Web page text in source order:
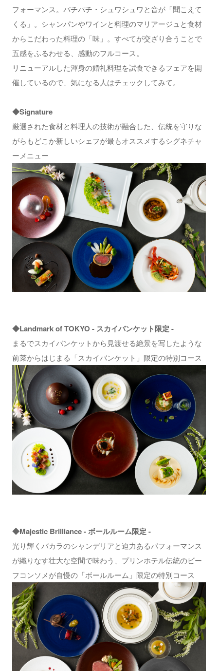
フォーマンス。パチパチ・シュワシュワと音が「聞こえて
くる」。シャンパンやワインと料理のマリアージュと食材
からこだわった料理の「味」。すべてが交ざり合うことで
五感をふるわせる、感動のフルコース。
リニューアルした渾身の婚礼料理を試食できるフェアを開
催しているので、気になる人はチェックしてみて。
◆Signature
厳選された食材と料理人の技術が融合した、伝統を守りな
がらもどこか新しいシェフが最もオススメするシグネチャ
ーメニュー
◆Landmark of TOKYO - スカイバンケット限定 -
まるでスカイバンケットから見渡せる絶景を写したような
前菜からはじまる「スカイバンケット」限定の特別コース
◆Majestic Brilliance - ボールルーム限定 -
光り輝くバカラのシャンデリアと迫力あるパフォーマンス
が織りなす壮大な空間で味わう、プリンホテル伝統のビー
フコンソメが自慢の「ボールルーム」限定の特別コース